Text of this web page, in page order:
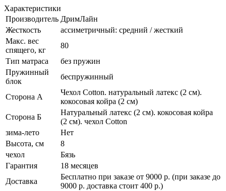
Характеристики
Производитель ДримЛайн
Жесткость
ассиметричный: средний / жесткий
Макс. вес
спящего, кг
80
Тип матраса
без пружин
Пружинный
блок
беспружинный
Сторона А
Чехол Cotton. натуральный латекс (2 см).
кокосовая койра (2 см)
Сторона Б
Натуральный латекс (2 см). кокосовая койра
(2 см). чехол Cotton
зима-лето
Нет
Высота, см
8
чехол
Бязь
Гарантия
18 месяцев
Доставка
Бесплатно при заказе от 9000 р. (при заказе до
9000 р. доставка стоит 400 р.)